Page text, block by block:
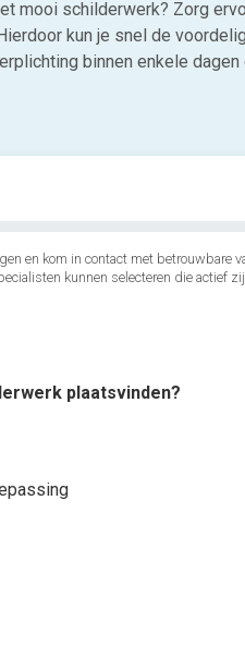
mooi schilderwerk? Zorg
kun je snel de
binnen enkele
en kom in contact met betrouwbare
kunnen selecteren die actief
plaatsvinden?